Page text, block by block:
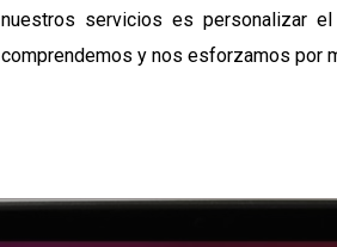
nuestros servicios es personalizar
comprendemos y nos esforzamos por